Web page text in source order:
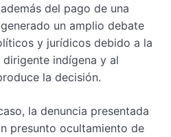
del pago de una
un amplio debate
y jurídicos debido a la
indígena y al
la decisión.
la denuncia presentada
presunto ocultamiento de